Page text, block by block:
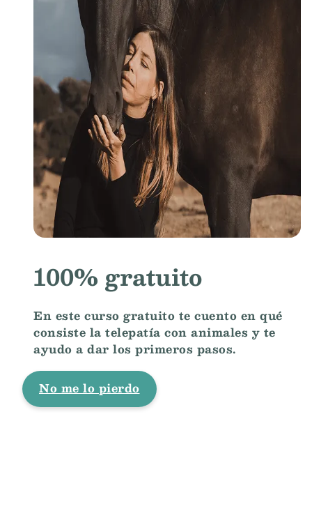
100% gratuito
En este curso gratuito te cuento en qué
consiste la telepatía con animales y te
ayudo a dar los primeros pasos.
No me lo pierdo